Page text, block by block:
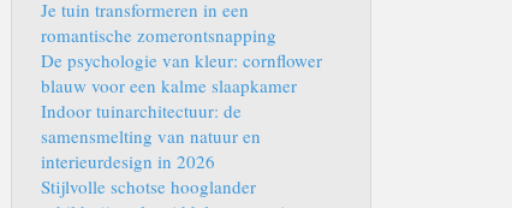
Je tuin transformeren in een
romantische zomerontsnapping
De psychologie van kleur: cornflower
blauw voor een kalme slaapkamer
Indoor tuinarchitectuur: de
samensmelting van natuur en
interieurdesign in 2026
Stijlvolle schotse hooglander